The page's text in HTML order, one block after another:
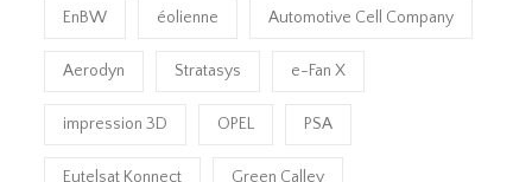
EnBW éolienne Automotive Cell Company
Aerodyn Stratasys e-Fan X
impression 3D OPEL PSA
Eutelsat Konnect Green Calley